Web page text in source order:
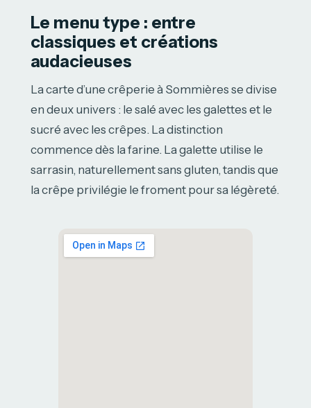
Le menu type : entre
classiques et créations
audacieuses
La carte d’une crêperie à Sommières se divise
en deux univers : le salé avec les galettes et le
sucré avec les crêpes. La distinction
commence dès la farine. La galette utilise le
sarrasin, naturellement sans gluten, tandis que
la crêpe privilégie le froment pour sa légèreté.